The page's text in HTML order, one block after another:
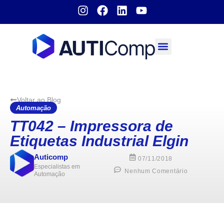
Voltar ao Blog
Automação
TT042 – Impressora de
Etiquetas Industrial Elgin
Auticomp
Especialistas em
Automação
07/11/2018
Nenhum Comentário